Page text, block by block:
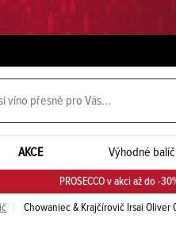
AKCE Výhodné
PROSECCO v akci až do -
Chowaniec & Krajčírovič Irsai Oliver